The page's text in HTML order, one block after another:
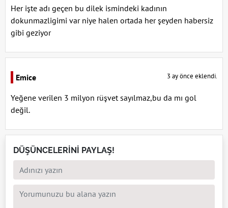
Her işte adı geçen bu dilek ismindeki kadının
dokunmazligimi var niye halen ortada her şeyden habersiz
gibi geziyor
Emice 3 ay önce eklendi.
Yeğene verilen 3 milyon rüşvet sayılmaz,bu da mı gol
değil.
DÜŞÜNCELERİNİ PAYLAŞ!